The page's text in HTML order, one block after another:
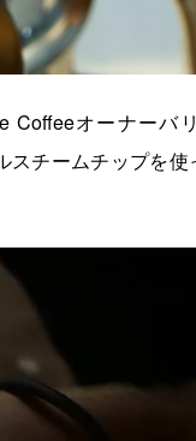
Coffeeオーナーバ
スチームチップを使